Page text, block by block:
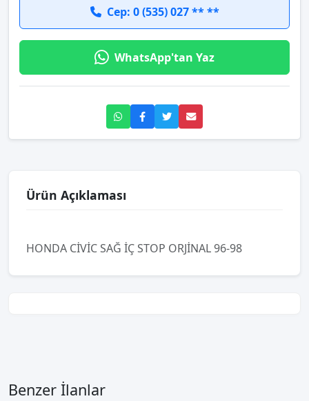
Cep: 0 (535) 027 ** **
WhatsApp'tan Yaz
Ürün Açıklaması
HONDA CİVİC SAĞ İÇ STOP ORJİNAL 96-98
Benzer İlanlar